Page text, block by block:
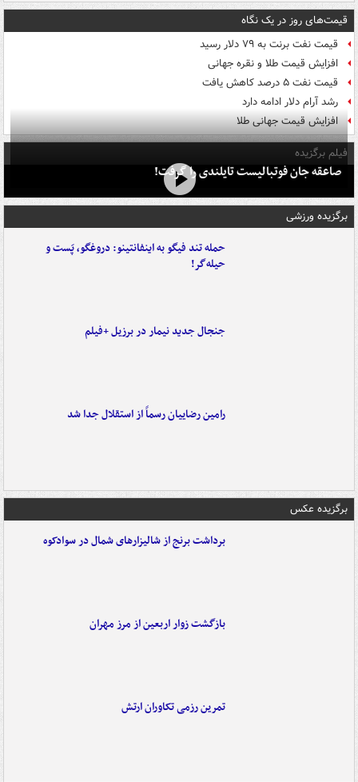
قیمت‌های روز در یک نگاه
قیمت نفت برنت به ۷۹ دلار رسید
افزایش قیمت طلا و نقره جهانی
قیمت نفت ۵ درصد کاهش یافت
رشد آرام دلار ادامه دارد
افزایش قیمت جهانی طلا
فیلم برگزیده
صاعقه جان فوتبالیست تایلندی را گرفت!
برگزیده ورزشی
حمله تند فیگو به اینفانتینو: دروغگو، پَست‌ و
حیله‌گر!
جنجال جدید نیمار در برزیل +فیلم
رامین رضاییان رسماً از استقلال جدا شد
برگزیده عکس
برداشت برنج از شالیزارهای شمال در سوادکوه
بازگشت زوار اربعین از مرز مهران
تمرین رزمی تکاوران ارتش